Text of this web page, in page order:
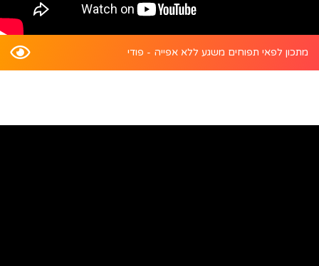
מתכון לפאי תפוחים משגע ללא אפייה - פודי